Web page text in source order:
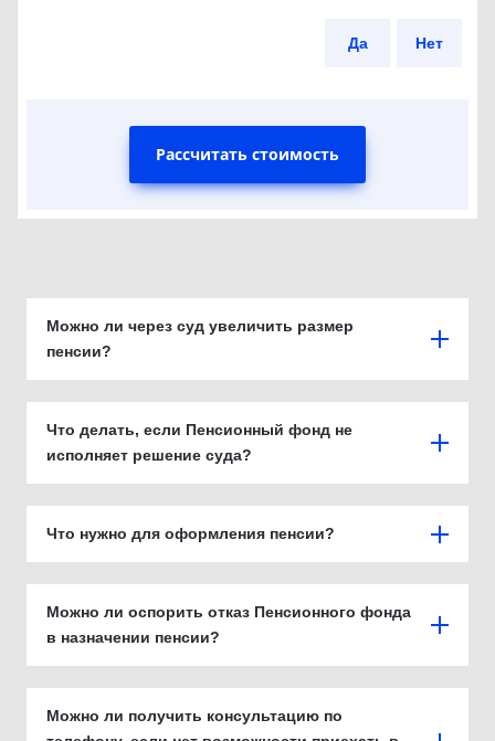
Да Нет
Рассчитать стоимость
Можно ли через суд увеличить размер
пенсии?
Что делать, если Пенсионный фонд не
исполняет решение суда?
Что нужно для оформления пенсии?
Можно ли оспорить отказ Пенсионного фонда
в назначении пенсии?
Можно ли получить консультацию по